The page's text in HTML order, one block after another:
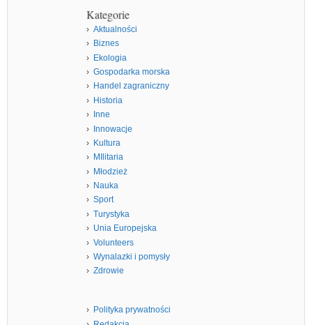
Kategorie
Aktualności
Biznes
Ekologia
Gospodarka morska
Handel zagraniczny
Historia
Inne
Innowacje
Kultura
MIlitaria
Młodzież
Nauka
Sport
Turystyka
Unia Europejska
Volunteers
Wynalazki i pomysły
Zdrowie
Polityka prywatności